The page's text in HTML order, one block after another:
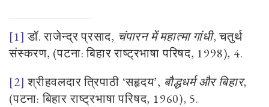
[1] डॉ. राजेन्द्र प्रसाद, चंपारन में महात्मा गांधी,चतुर्थ
संस्करण, (पटना:बिहार राष्ट्रभाषा परिषद, 1998), 4.
[2] श्रीहवलदार त्रिपाठी ‘सहृदय’, बौद्धधर्म और बिहार,
(पटना:बिहार राष्ट्रभाषा परिषद, 1960), 5.